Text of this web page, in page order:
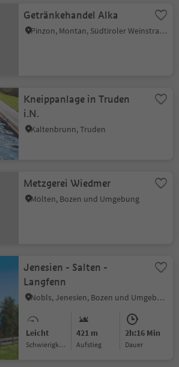
Getränkehandel Alka
Pinzon, Montan, Südtiroler Weinstraße
Kneippanlage in Truden
i.N.
Kaltenbrunn, Truden
Metzgerei Wiedmer
Mölten, Bozen und Umgebung
Jenesien - Salten -
Langfenn
Nobls, Jenesien, Bozen und Umgebung
Leicht
Schwierigkeitsgrad
421 m
Aufstieg
2h:16 Min
Dauer